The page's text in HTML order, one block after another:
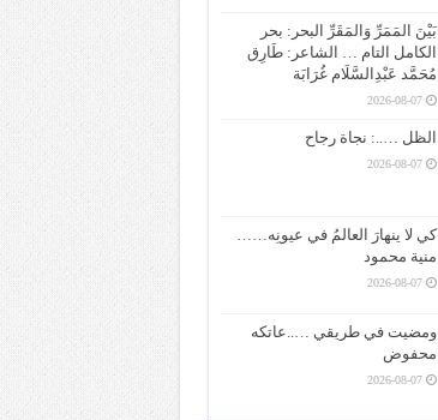
بَيْنَ المَمَرِّ وَالمَقَرِّ البحر: بحر
الكامل التام … الشاعر: طَارِق
مُحَمَّد عَبْدِالسَّلَام غُرَابَة
2026-08-07
الظل …..: نجاة رجاح
2026-08-07
كي لا ينهارَ العالمُ في عيونِه……
منية محمود
2026-08-07
ومضيت في طريقي …..عاتكه
محفوض
2026-08-07